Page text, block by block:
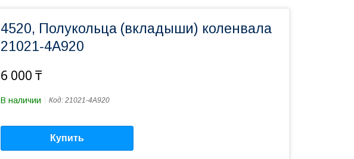
4520, Полукольца (вкладыши) коленвала
21021-4A920
6 000 ₸
В наличии Код: 21021-4A920
Купить